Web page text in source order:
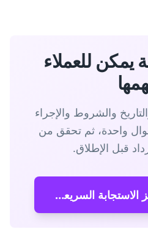
للعملاء
والشروط والإجراء
واحدة، ثم تحقق من
قبل الإطلاق.
إنشاء قسيمة رمز الاستجابة السريعة →